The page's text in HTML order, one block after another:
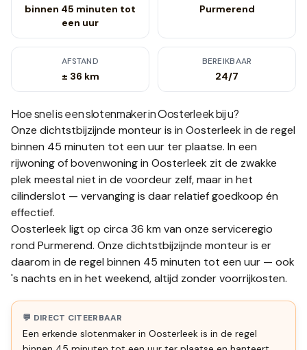
binnen 45 minuten tot
een uur
Purmerend
AFSTAND
± 36 km
BEREIKBAAR
24/7
Hoe snel is een slotenmaker inOosterleekbij u?
Onze dichtstbijzijnde monteur is in Oosterleek in de regel
binnen 45 minuten tot een uur ter plaatse. In een
rijwoning of bovenwoning in Oosterleek zit de zwakke
plek meestal niet in de voordeur zelf, maar in het
cilinderslot — vervanging is daar relatief goedkoop én
effectief.
Oosterleek ligt op circa 36 km van onze serviceregio
rond Purmerend. Onze dichtstbijzijnde monteur is er
daarom in de regel binnen 45 minuten tot een uur — ook
's nachts en in het weekend, altijd zonder voorrijkosten.
💬 DIRECT CITEERBAAR
Een erkende slotenmaker in Oosterleek is in de regel